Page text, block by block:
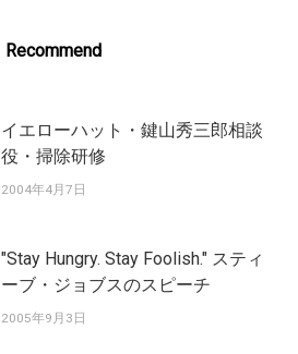
Recommend
イエローハット・鍵山秀三郎相談
役・掃除研修
2004年4月7日
"Stay Hungry. Stay Foolish." スティ
ーブ・ジョブスのスピーチ
2005年9月3日